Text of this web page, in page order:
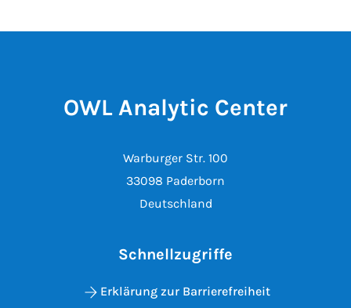
OWL Analytic Center
Warburger Str. 100
33098 Paderborn
Deutschland
Schnellzugriffe
Erklärung zur Barrierefreiheit